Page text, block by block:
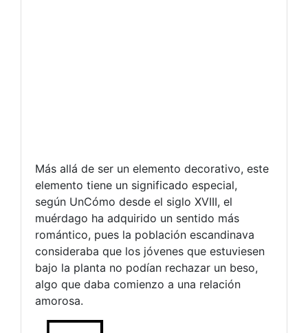
Más allá de ser un elemento decorativo, este
elemento tiene un significado especial,
según UnCómo desde el siglo XVIII, el
muérdago ha adquirido un sentido más
romántico, pues la población escandinava
consideraba que los jóvenes que estuviesen
bajo la planta no podían rechazar un beso,
algo que daba comienzo a una relación
amorosa.